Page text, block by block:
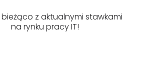
z aktualnymi stawkami
na rynku pracy IT!